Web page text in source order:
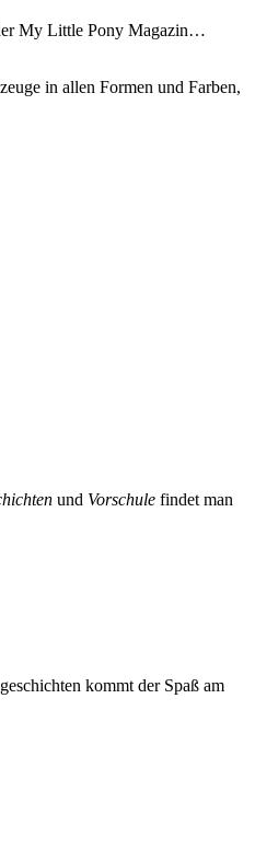
My Little Pony Magazin…
in allen Formen und Farben,
und Vorschule findet man
kommt der Spaß am